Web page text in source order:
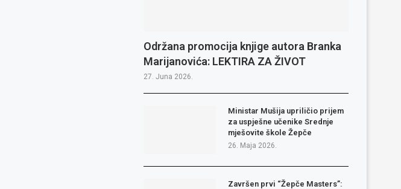
Održana promocija knjige autora Branka
Marijanovića: LEKTIRA ZA ŽIVOT
27. Juna 2026.
Ministar Mušija upriličio prijem
za uspješne učenike Srednje
mješovite škole Žepče
26. Maja 2026.
Završen prvi “Žepče Masters”: